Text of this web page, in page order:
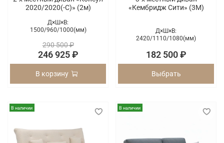
2020/2020(-С)» (2м)
Д×Ш×В:
1500/960/1000(мм)
290 500 ₽
246 925 ₽
В корзину
«Кембридж Сити» (3М)
Д×Ш×В:
2420/1110/1080(мм)
182 500 ₽
Выбрать
В наличии В наличии